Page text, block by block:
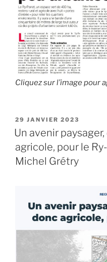
le
21
avril
en
midi.
Cliquez sur l’image pour
PUBLIÉ
LE
29 JANVIER 2023
Un avenir
agricole, pour le
Michel Grétry